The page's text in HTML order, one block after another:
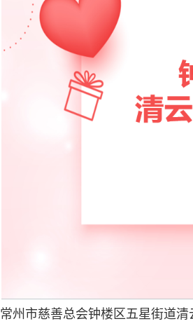
常州市慈善总会钟楼区五星街道